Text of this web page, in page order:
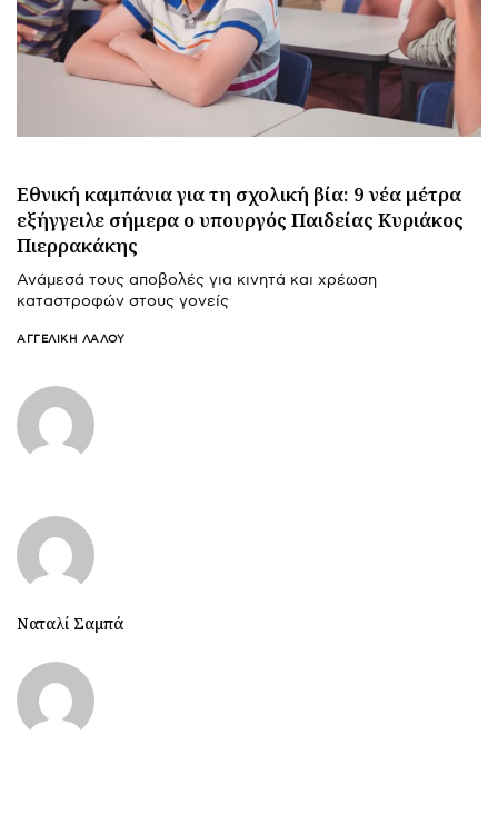
Εθνική καμπάνια για τη σχολική βία: 9 νέα μέτρα
εξήγγειλε σήμερα ο υπουργός Παιδείας Κυριάκος
Πιερρακάκης
Ανάμεσά τους αποβολές για κινητά και χρέωση
καταστροφών στους γονείς
ΑΓΓΕΛΙΚΉ ΛΆΛΟΥ
Ναταλί Σαμπά